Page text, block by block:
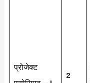
प्रोजेक्ट
2